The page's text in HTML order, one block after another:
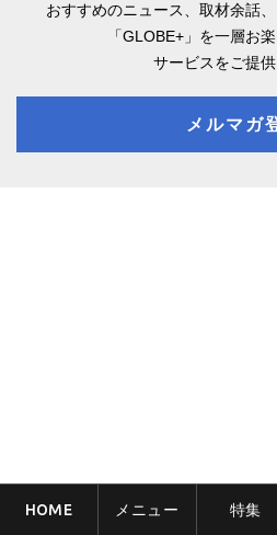
おすすめのニュース、取材余話、
「GLOBE+」を一層お
サービスをご提供
メルマガ
HOME メニュー 特集